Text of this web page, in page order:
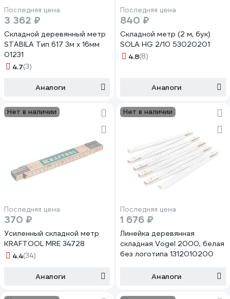
Последняя цена
3 362 ₽
Складной деревянный метр
STABILA Тип 617 3м х 16мм
01231
4.7(3)
Аналоги
Последняя цена
840 ₽
Складной метр (2 м, бук)
SOLA HG 2/10 53020201
4.8(8)
Аналоги
Нет в наличии
Последняя цена
370 ₽
Усиленный складной метр
KRAFTOOL MRE 34728
4.4(34)
Аналоги
Нет в наличии
Последняя цена
1 676 ₽
Линейка деревянная
складная Vogel 2000, белая
без логотипа 1312010200
Аналоги